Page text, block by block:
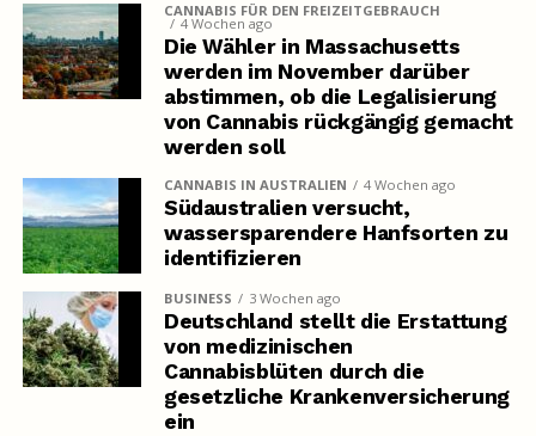
CANNABIS FÜR DEN FREIZEITGEBRAUCH
4 Wochen ago
Die Wähler in Massachusetts
werden im November darüber
abstimmen, ob die Legalisierung
von Cannabis rückgängig gemacht
werden soll
CANNABIS IN AUSTRALIEN 4 Wochen ago
Südaustralien versucht,
wassersparendere Hanfsorten zu
identifizieren
BUSINESS 3 Wochen ago
Deutschland stellt die Erstattung
von medizinischen
Cannabisblüten durch die
gesetzliche Krankenversicherung
ein